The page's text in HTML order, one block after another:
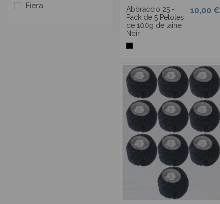
Abbraccio 25 -
Pack de 5 Pelotes
de 100g de laine
Noir
10,00 €
Fiera